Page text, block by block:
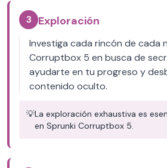
3 Exploración
Investiga cada rincón de cada
Corruptbox 5 en busca de
ayudarte en tu progreso y
contenido oculto.
💡La exploración exhaustiva es
en Sprunki Corruptbox 5.